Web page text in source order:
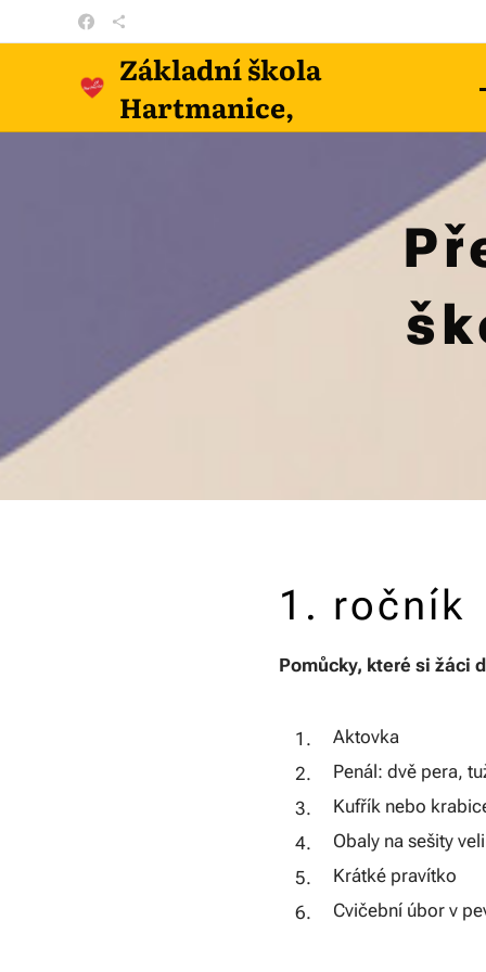
Základní škola
Hartmanice,
příspěvková organizace
1. ročník
Pomůcky, které si žáci
Aktovka
Penál: dvě pera,
Kufřík nebo
Obaly na sešity
Krátké pravítko
Cvičební úbor v